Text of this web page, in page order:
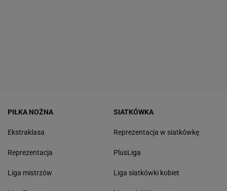
PIŁKA NOŻNA
Ekstraklasa
Reprezentacja
Liga mistrzów
SIATKÓWKA
Reprezentacja w siatkówkę
PlusLiga
Liga siatkówki kobiet